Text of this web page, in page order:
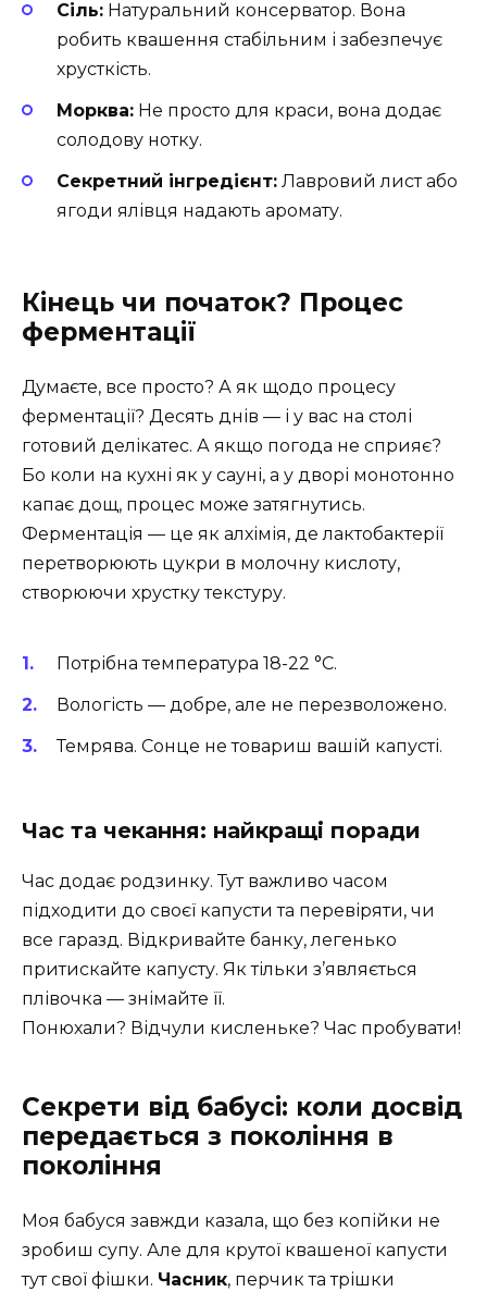
Сіль: Натуральний консерватор. Вона
робить квашення стабільним і забезпечує
хрусткість.
Морква: Не просто для краси, вона додає
солодову нотку.
Секретний інгредієнт: Лавровий лист або
ягоди ялівця надають аромату.
Кінець чи початок? Процес
ферментації
Думаєте, все просто? А як щодо процесу
ферментації? Десять днів — і у вас на столі
готовий делікатес. А якщо погода не сприяє?
Бо коли на кухні як у сауні, а у дворі монотонно
капає дощ, процес може затягнутись.
Ферментація — це як алхімія, де лактобактерії
перетворюють цукри в молочну кислоту,
створюючи хрустку текстуру.
Потрібна температура 18-22 °C.
Вологість — добре, але не перезволожено.
Темрява. Сонце не товариш вашій капусті.
Час та чекання: найкращі поради
Час додає родзинку. Тут важливо часом
підходити до своєї капусти та перевіряти, чи
все гаразд. Відкривайте банку, легенько
притискайте капусту. Як тільки з’являється
плівочка — знімайте її.
Понюхали? Відчули кисленьке? Час пробувати!
Секрети від бабусі: коли досвід
передається з покоління в
покоління
Моя бабуся завжди казала, що без копійки не
зробиш супу. Але для крутої квашеної капусти
тут свої фішки. Часник, перчик та трішки